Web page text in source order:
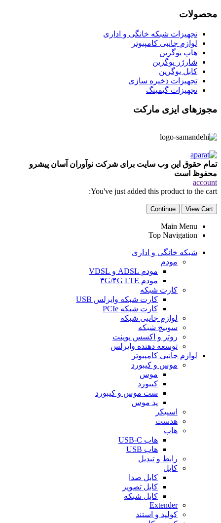
محصولات
تجهیزات شبکه خانگی و اداری
لوازم جانبی کامپیوتر
هاب یوگرین
شارژر یوگرین
کابل یوگرین
تجهیزات ذخیره سازی
تجهیزات گیمینگ
مجوزهای ایزی مارکت
تمام حقوق این وب سایت برای شرکت نوآوران آسان پیشرو
محفوظ است
account
You've just added this product to the cart:
View Cart
Continue
Main Menu
Top Navigation
شبکه خانگی و اداری
مودم
مودم ADSL و VDSL
مودم ۳G/۴G LTE
کارت شبکه
کارت شبکه وایرلس USB
کارت شبکه PCIe
لوازم جانبی شبکه
سوییچ شبکه
روتر و اکسس پوینت
توسعه دهنده وایرلس
لوازم جانبی کامپیوتر
موس و کیبورد
موس
کیبورد
ست موس و کیبورد
پد موس
اسپیکر
هدست
هاب
هاب USB-C
هاب USB
رابط و تبدیل
کابل
کابل صدا
کابل تصویر
کابل شبکه
Extender
کولپد و استند